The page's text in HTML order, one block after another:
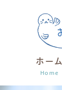
ホーム
Home